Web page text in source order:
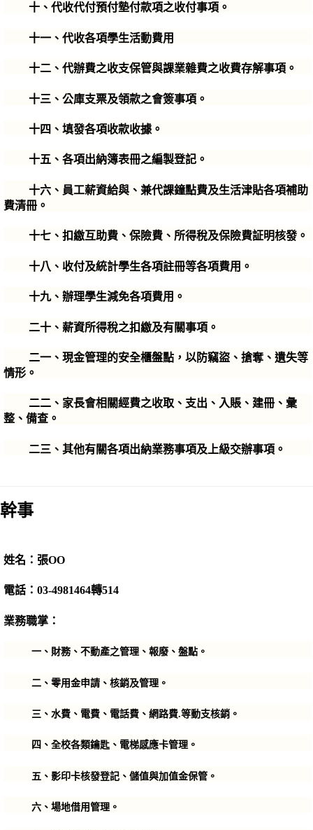
十、代收代付預付墊付款項之收付事項。
十一、代收各項學生活動費用
十二、代辦費之收支保管與課業雜費之收費存解事項。
十三、公庫支票及領款之會簽事項。
十四、填發各項收款收據。
十五、各項出納簿表冊之編製登記。
十六、員工薪資給與、兼代課鐘點費及生活津貼各項補助
費清冊。
十七、扣繳互助費、保險費、所得稅及保險費証明核發。
十八、收付及統計學生各項註冊等各項費用。
十九、辦理學生減免各項費用。
二十、薪資所得稅之扣繳及有關事項。
二一、現金管理的安全櫃盤點，以防竊盜、搶奪、遺失等
情形。
二二、家長會相關經費之收取、支出、入賬、建冊、彙
整、備查。
二三、其他有關各項出納業務事項及上級交辦事項。
幹事
姓名：張OO
電話：03-4981464轉514
業務職掌：
一、財務、不動產之管理、報廢、盤點。
二 、零用金申請、核銷及管理。
三、水費、電費、電話費、網路費.等動支核銷。
四、全校各類鑰匙、電梯感應卡管理。
五 、影印卡核發登記、儲值與加值金保管。
六 、場地借用管理。